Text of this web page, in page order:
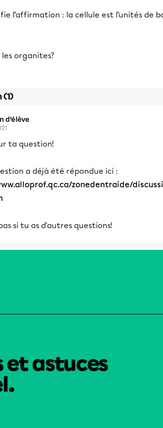
l’affirmation : la cellule est l’unités de
organites?
(1)
d’élève
ta question!
a déjà été répondue ici :
zonedentraide/
si tu as d'autres questions!
et astuces